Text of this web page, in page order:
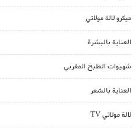
ميكرو لالة مولاتي
العناية بالبشرة
شهيوات الطبخ المغربي
العناية بالشعر
لالة مولاتي TV